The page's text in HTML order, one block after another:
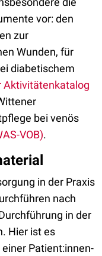
vor: den
zur
Wunden, für
diabetischem
Aktivitätenkatalog
bei venös
VOB).
in der Praxis
nach
in der
Hier ist es
Patient:innen-